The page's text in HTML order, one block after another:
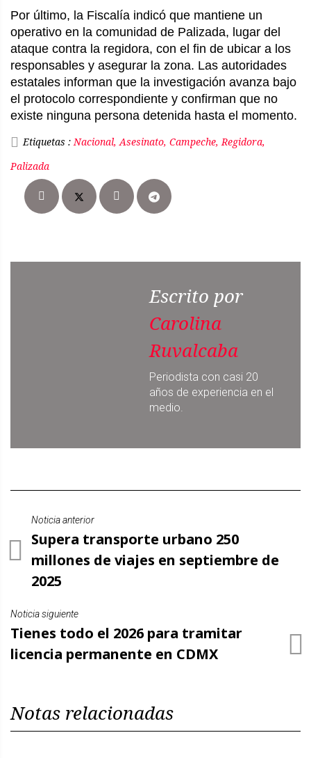
Por último, la Fiscalía indicó que mantiene un
operativo en la comunidad de Palizada, lugar del
ataque contra la regidora, con el fin de ubicar a los
responsables y asegurar la zona. Las autoridades
estatales informan que la investigación avanza bajo
el protocolo correspondiente y confirman que no
existe ninguna persona detenida hasta el momento.
Etiquetas : Nacional, Asesinato, Campeche, Regidora,
Palizada
Escrito por
Carolina
Ruvalcaba
Periodista con casi 20
años de experiencia en el
medio.
Noticia anterior
Supera transporte urbano 250
millones de viajes en septiembre de
2025
Noticia siguiente
Tienes todo el 2026 para tramitar
licencia permanente en CDMX
Notas relacionadas